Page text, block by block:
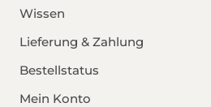
Wissen
Lieferung & Zahlung
Bestellstatus
Mein Konto